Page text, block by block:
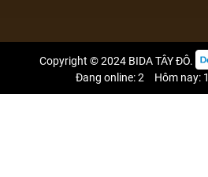
Copyright © 2024 BIDA TÂY ĐÔ.
Đang online: 2
Hôm nay: 1